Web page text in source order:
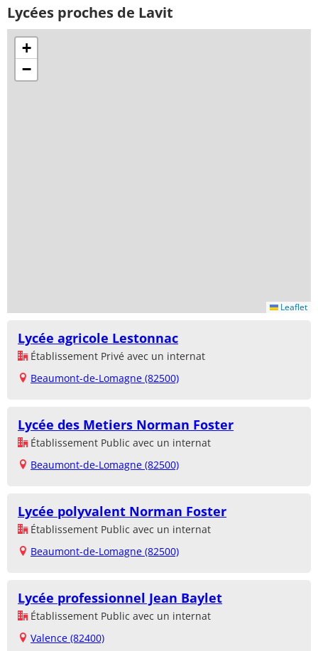
Lycées proches de Lavit
+
−
Leaflet
Lycée agricole Lestonnac
Établissement Privé avec un internat
Beaumont-de-Lomagne (82500)
Lycée des Metiers Norman Foster
Établissement Public avec un internat
Beaumont-de-Lomagne (82500)
Lycée polyvalent Norman Foster
Établissement Public avec un internat
Beaumont-de-Lomagne (82500)
Lycée professionnel Jean Baylet
Établissement Public avec un internat
Valence (82400)